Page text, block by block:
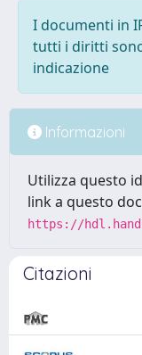
I documenti in
tutti i diritti
indicazione
Informazioni
Utilizza questo
link a questo
https://
Citazioni